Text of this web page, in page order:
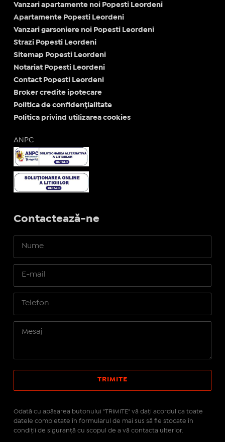
Vanzari apartamente noi Popesti Leordeni
Apartamente Popesti Leordeni
Vanzari garsoniere noi Popesti Leordeni
Strazi Popesti Leordeni
Sitemap Popesti Leordeni
Notariat Popesti Leordeni
Contact Popesti Leordeni
Broker credite ipotecare
Politica de confidențialitate
Politica privind utilizarea cookies
ANPC
Contactează-ne
Odată cu apăsarea butonului "TRIMITE" vă daţi acordul ca toate
datele completate în formularul de mai sus să fie stocate în
condiţii de siguranţă cu scopul de a vă contacta ulterior.